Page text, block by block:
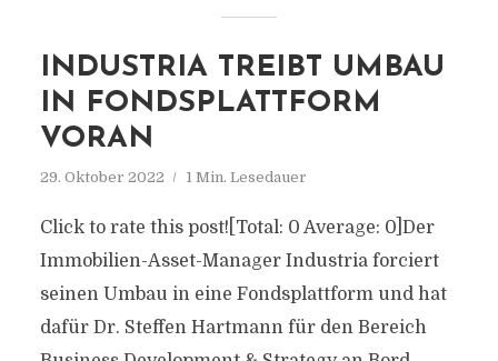
INDUSTRIA TREIBT UMBAU
IN FONDSPLATTFORM
VORAN
29. Oktober 2022 1 Min. Lesedauer
Click to rate this post![Total: 0 Average: 0]Der
Immobilien-Asset-Manager Industria forciert
seinen Umbau in eine Fondsplattform und hat
dafür Dr. Steffen Hartmann für den Bereich